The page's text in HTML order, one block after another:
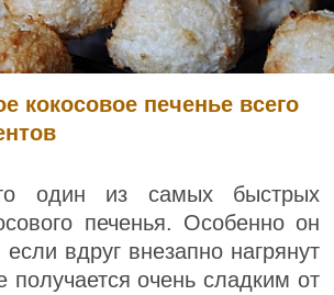
кокосовое печенье всего
один из самых быстрых
печенья. Особенно он
вдруг внезапно нагрянут
получается очень сладким от